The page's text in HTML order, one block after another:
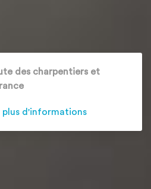
des charpentiers et
d'informations